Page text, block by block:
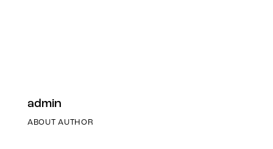
admin
ABOUT AUTHOR